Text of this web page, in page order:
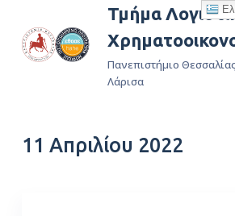
ε
σ
Τμήμα
Πανεπιστήμιο
Λάρισα
11 Απριλίου 2022